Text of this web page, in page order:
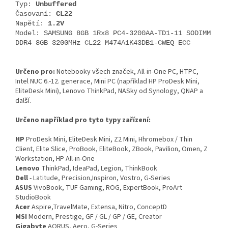
Typ: Unbuffered
Časovaní: CL22
Napětí: 1.2V
Model: SAMSUNG 8GB 1Rx8 PC4-3200AA-TD1-11 SODIMM
DDR4 8GB 3200MHz CL22 M474A1K43DB1-CWEQ ECC
Určeno pro: Notebooky všech značek, All-in-One PC, HTPC,
Intel NUC 6.-12. generace, Mini PC (například HP ProDesk Mini,
EliteDesk Mini), Lenovo ThinkPad, NASky od Synology, QNAP a
další.
Určeno například pro tyto typy zařízení:
HP ProDesk Mini, EliteDesk Mini, Z2 Mini, Hhromebox / Thin
Client, Elite Slice, ProBook, EliteBook, ZBook, Pavilion, Omen, Z
Workstation, HP All-in-One
Lenovo ThinkPad, IdeaPad, Legion, ThinkBook
Dell- Latitude, Precision,Inspiron, Vostro, G-Series
ASUS VivoBook, TUF Gaming, ROG, ExpertBook, ProArt
StudioBook
AcerAspire,TravelMate, Extensa, Nitro, ConceptD
MSI Modern, Prestige, GF / GL / GP / GE, Creator